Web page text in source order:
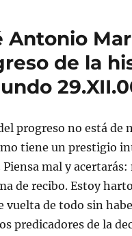
Antonio
de la
progreso no está de
tiene un prestigio
Piensa mal y acertarás:
de recibo. Estoy
vuelta de todo sin
predicadores de la